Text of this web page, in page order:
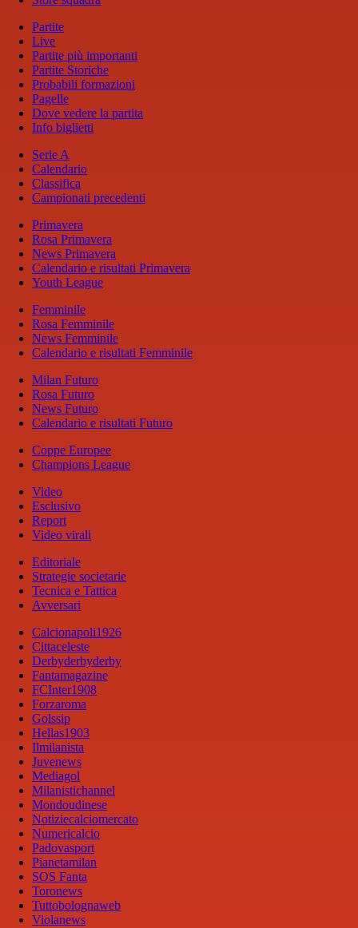
Partite
Live
Partite più importanti
Partite Storiche
Probabili formazioni
Pagelle
Dove vedere la partita
Info biglietti
Serie A
Calendario
Classifica
Campionati precedenti
Primavera
Rosa Primavera
News Primavera
Calendario e risultati Primavera
Youth League
Femminile
Rosa Femminile
News Femminile
Calendario e risultati Femminile
Milan Futuro
Rosa Futuro
News Futuro
Calendario e risultati Futuro
Coppe Europee
Champions League
Video
Esclusivo
Report
Video virali
Editoriale
Strategie societarie
Tecnica e Tattica
Avversari
Calcionapoli1926
Cittaceleste
Derbyderbyderby
Fantamagazine
FCInter1908
Forzaroma
Golssip
Hellas1903
Ilmilanista
Juvenews
Mediagol
Milanistichannel
Mondoudinese
Notiziecalciomercato
Numericalcio
Padovasport
Pianetamilan
SOS Fanta
Toronews
Tuttobolognaweb
Violanews